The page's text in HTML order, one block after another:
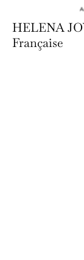
HELENA
Française